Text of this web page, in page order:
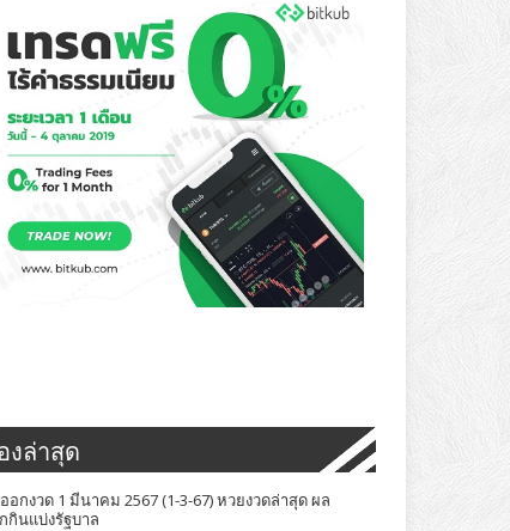
งล่าสุด
อกงวด 1 มีนาคม 2567 (1-3-67) หวยงวดล่าสุด ผล
กินแบ่งรัฐบาล